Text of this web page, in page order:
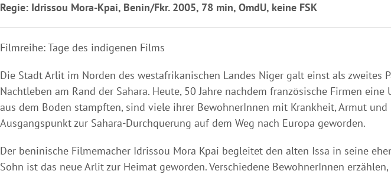
Regie: Idrissou Mora-Kpai, Benin/Fkr. 2005, 78 min, OmdU, keine FSK
Filmreihe: Tage des indigenen Films
Die Stadt Arlit im Norden des westafrikanischen Landes Niger galt einst als zweites
Nachtleben am Rand der Sahara. Heute, 50 Jahre nachdem französische Firmen
aus dem Boden stampften, sind viele ihrer BewohnerInnen mit Krankheit, Armut
Ausgangspunkt zur Sahara-Durchquerung auf dem Weg nach Europa geworden.
Der beninische Filmemacher Idrissou Mora Kpai begleitet den alten Issa in seine
Sohn ist das neue Arlit zur Heimat geworden. Verschiedene BewohnerInnen